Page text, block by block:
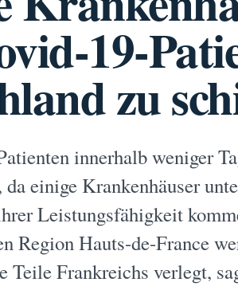
19-
zu
innerhalb weniger
einige Krankenhäuser
Leistungsfähigkeit
Region Hauts-de-France
Teile Frankreichs verlegt,